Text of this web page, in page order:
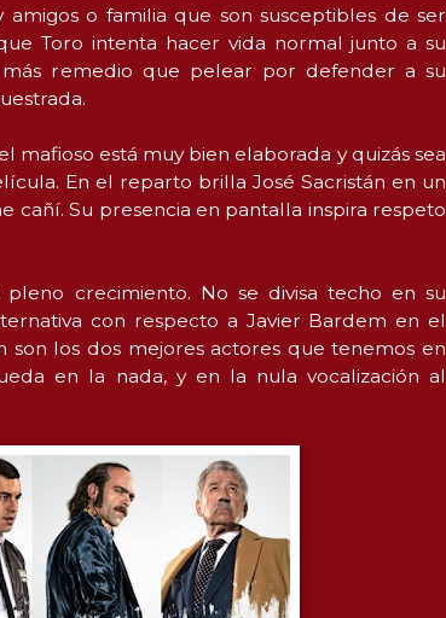
o familia que son susceptibles de ser
Toro intenta hacer vida normal junto a su
remedio que pelear por defender a su
mafioso está muy bien elaborada y quizás sea
En el reparto brilla José Sacristán en un
cañí. Su presencia en pantalla inspira respeto
crecimiento. No se divisa techo en su
con respecto a Javier Bardem en el
son los dos mejores actores que tenemos en
en la nada, y en la nula vocalización al